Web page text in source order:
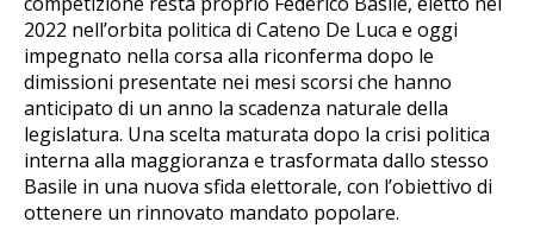
2022 nell’orbita politica di Cateno De Luca e oggi
impegnato nella corsa alla riconferma dopo le
dimissioni presentate nei mesi scorsi che hanno
anticipato di un anno la scadenza naturale della
legislatura. Una scelta maturata dopo la crisi politica
interna alla maggioranza e trasformata dallo stesso
Basile in una nuova sfida elettorale, con l’obiettivo di
ottenere un rinnovato mandato popolare.